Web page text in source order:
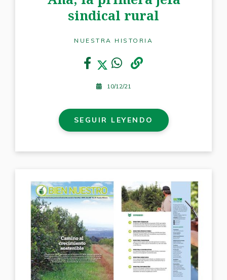
sindical rural
NUESTRA HISTORIA
10/12/21
SEGUIR LEYENDO